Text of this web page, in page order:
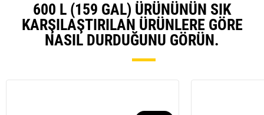
600 L (159 GAL) ÜRÜNÜNÜN SIK
KARŞILAŞTIRILAN ÜRÜNLERE GÖRE
NASIL DURDUĞUNU GÖRÜN.